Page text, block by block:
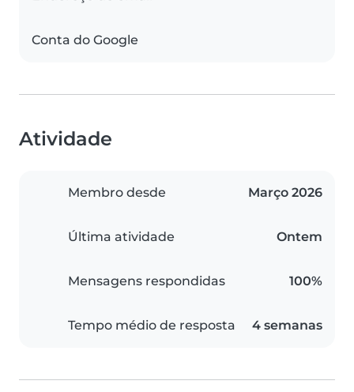
Conta do Google
Atividade
Membro desde Março 2026
Última atividade Ontem
Mensagens respondidas 100%
Tempo médio de resposta 4 semanas